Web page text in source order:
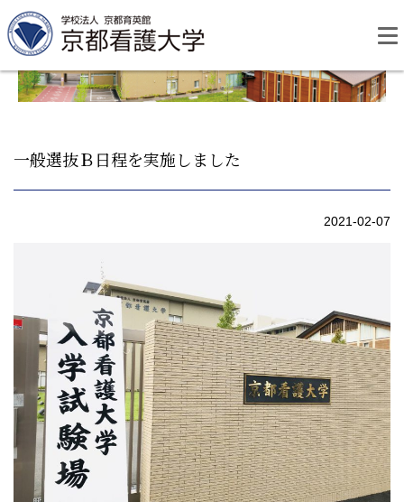
看護学部・編入学
学校生活
大学院【博士前期課程】
大学院【博士後期課程】
to
一般選抜Ｂ日程を実施しました
2021-02-07